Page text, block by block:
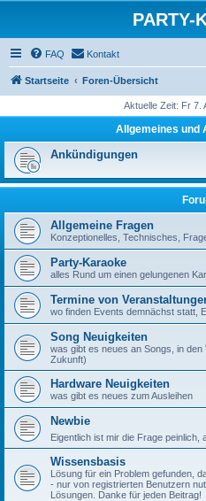
PARTY-
FAQ Kontakt
Startseite Foren-Übersicht
Aktuelle Zeit: Fr 7.
Allgemeines und
Ankündigungen
Allgemeine Fragen
Konzeptionelles, Technisches,
Party-Karaoke
alles Rund um einen gelungenen
Termine von
wo finden Events demnächst statt,
Song Neuigkeiten
was gibt es neues an Songs, in
Zukunft)
Hardware Neuigkeiten
was gibt es neues zum Ausleihen
Newbie
Eigentlich ist mir die Frage peinlich,
Wissensbasis
Lösung für ein Problem gefunden,
- nur von registrierten Benutzern
Lösungen. Danke für jeden Beitrag!